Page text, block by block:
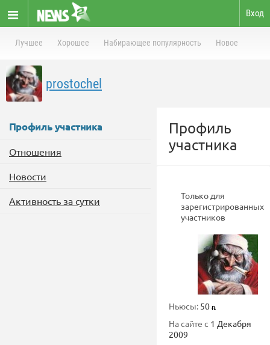
Вход
Лучшее Хорошее Набирающее популярность Новое
prostochel
Профиль участника
Отношения
Новости
Активность за сутки
Профиль
участника
Только для
зарегистрированных
участников
Ньюсы: 50
На сайте с 1 Декабря
2009